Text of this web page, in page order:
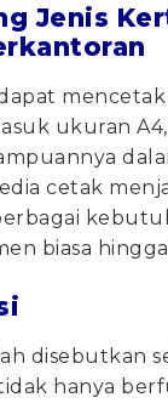
Jenis
ukuran A4,
cetak
biasa
disebutkan
hanya